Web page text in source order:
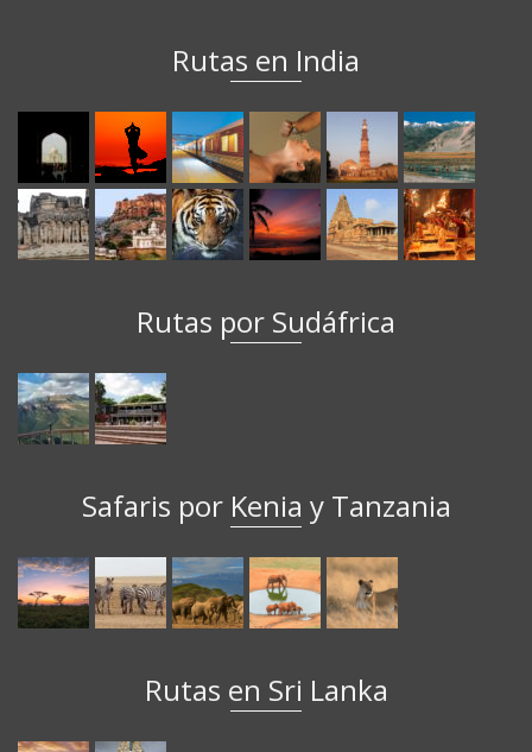
Rutas en India
Rutas por Sudáfrica
Safaris por Kenia y Tanzania
Rutas en Sri Lanka